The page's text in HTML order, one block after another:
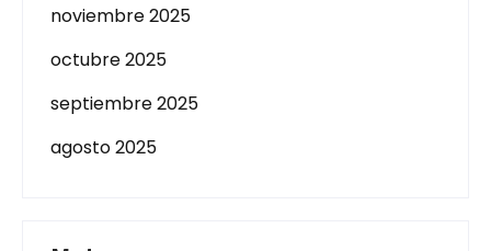
noviembre 2025
octubre 2025
septiembre 2025
agosto 2025